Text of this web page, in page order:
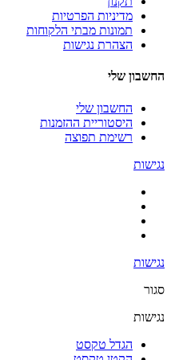
מדיניות הפרטיות
תמונות מבתי הלקוחות
הצהרת נגישות
החשבון שלי
החשבון שלי
היסטוריית ההזמנות
רשימת תפוצה
נגישות
נגישות
סגור
נגישות
הגדל טקסט